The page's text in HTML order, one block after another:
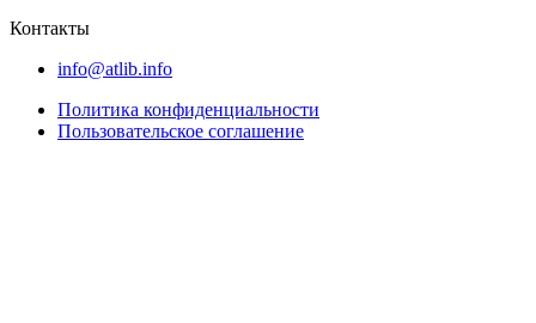
Контакты
info@atlib.info
Политика конфиденциальности
Пользовательское соглашение